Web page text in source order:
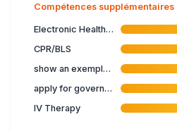
Compétences
Electronic Health Records
CPR/BLS
show an exemplary leading role in an organisation
apply for government funding
IV Therapy